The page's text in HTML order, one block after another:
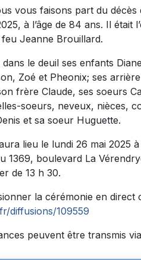
vous faisons part du
à l’âge de 84 ans. Il était
Jeanne Brouillard.
le deuil ses enfants
Zoé et Pheonix; ses
frère Claude, ses soeurs
soeurs, neveux, nièces,
et sa soeur Huguette.
lieu le lundi 26 mai 2025
1369, boulevard La
de 13 h 30.
la cérémonie en direct
diffusions/109559
peuvent être transmis